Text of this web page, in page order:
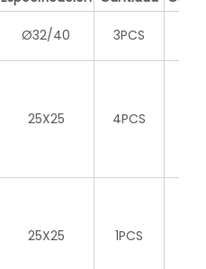
Ø32/40 3PCS
25X25 4PCS
25X25 1PCS